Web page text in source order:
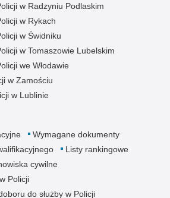
w Radzyniu Podlaskim
w Rykach
w Świdniku
w Tomaszowie Lubelskim
we Włodawie
w Zamościu
w Lublinie
Wymagane dokumenty
Listy rankingowe
cywilne
Policji
do służby w Policji